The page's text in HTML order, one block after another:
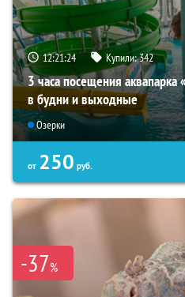
12:21:22 Купили:342
3 часа посещения
в будни и выходные
Озерки
от 250 руб.
-37%